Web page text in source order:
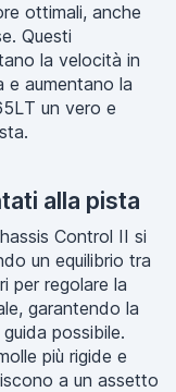
ottimali, anche
Questi
la velocità in
e aumentano la
un vero e
alla pista
Control II si
un equilibrio tra
per regolare la
garantendo la
possibile.
più rigide e
a un assetto